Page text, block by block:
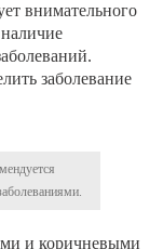
внимательного
заболевание
и коричневыми